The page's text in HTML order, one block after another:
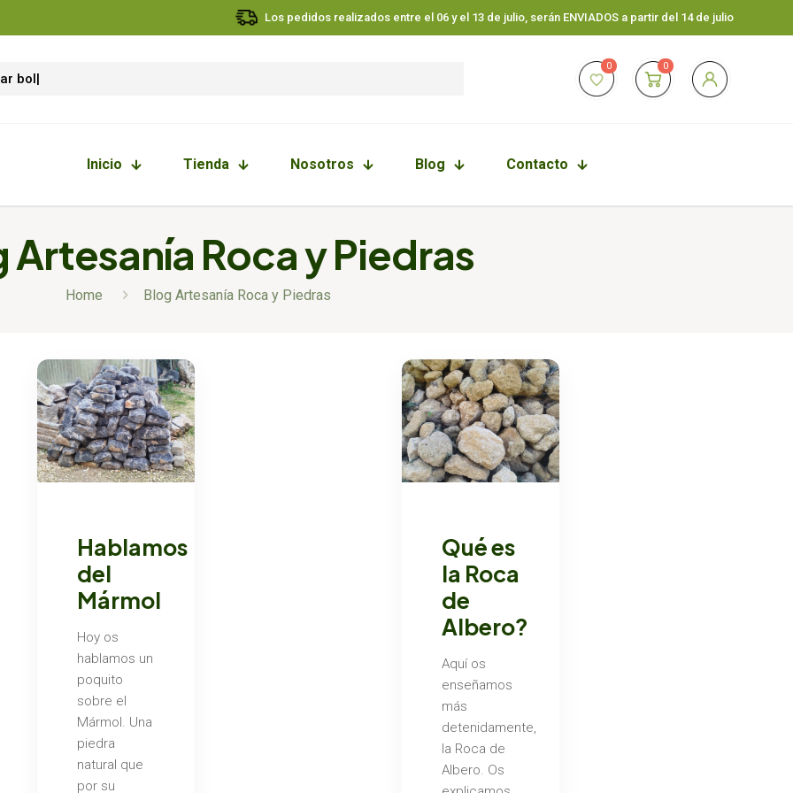
Los pedidos realizados entre el 06 y el 13 de julio, serán ENVIADOS a partir del 14 de julio
0 0
Inicio Tienda Nosotros Blog Contacto
Artesanía Roca y Piedras
Home Blog Artesanía Roca y Piedras
Hablamos
del
Mármol
Hoy os
hablamos un
poquito
sobre el
Mármol. Una
piedra
natural que
por su
Qué es
la Roca
de
Albero?
Aquí os
enseñamos
más
detenidamente,
la Roca de
Albero. Os